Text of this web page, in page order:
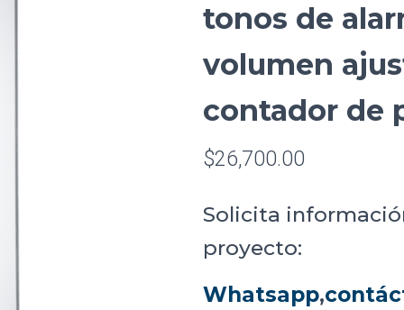
tonos de
volumen
contador de
$26,700.00
Solicita
proyecto:
Whatsapp,